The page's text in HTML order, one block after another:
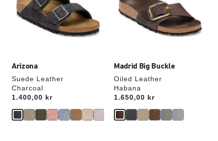
Arizona
Suede Leather
Charcoal
Price:
1.400,00 kr
oppdatere
produktbildet
Madrid Big Buckle
Oiled Leather
Habana
Price:
1.650,00 kr
oppdatere
produktbildet